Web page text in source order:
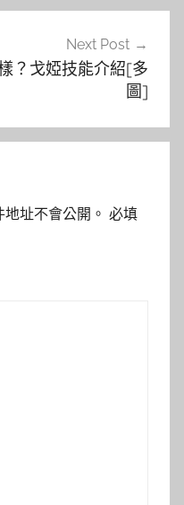
Next Post
？戈婭技能介紹[多
圖]
址不會公開。 必填